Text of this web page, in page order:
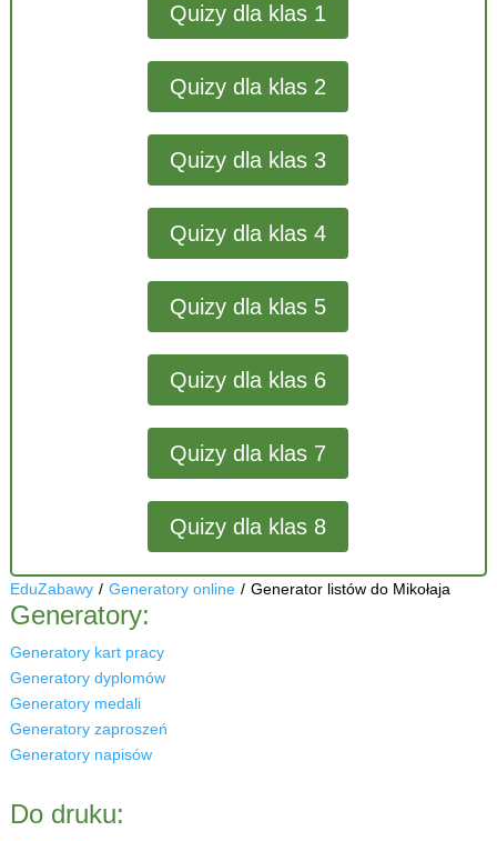
Quizy dla klas 1
Quizy dla klas 2
Quizy dla klas 3
Quizy dla klas 4
Quizy dla klas 5
Quizy dla klas 6
Quizy dla klas 7
Quizy dla klas 8
EduZabawy / Generatory online / Generator listów do Mikołaja
Generatory:
Generatory kart pracy
Generatory dyplomów
Generatory medali
Generatory zaproszeń
Generatory napisów
Do druku: